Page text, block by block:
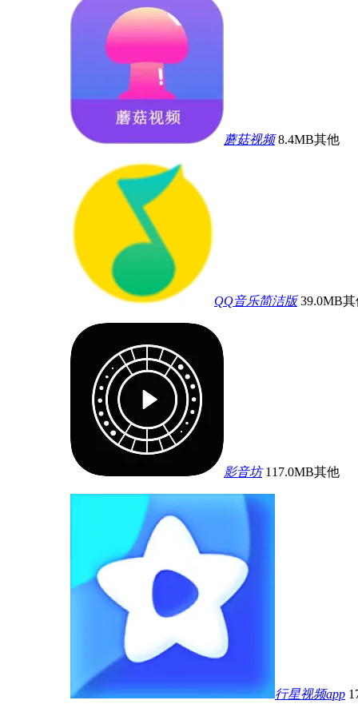
蘑菇视频 8.4MB其他
QQ音乐简洁版 39.0MB其
影音坊 117.0MB其他
行星视频app